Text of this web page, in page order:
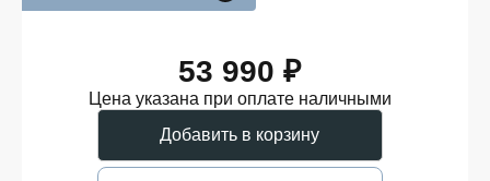
53 990 ₽
Цена указана при оплате наличными
Добавить в корзину